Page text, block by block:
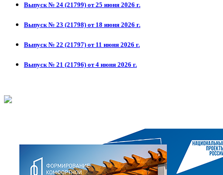
Выпуск № 24 (21799) от 25 июня 2026 г.
Выпуск № 23 (21798) от 18 июня 2026 г.
Выпуск № 22 (21797) от 11 июня 2026 г.
Выпуск № 21 (21796) от 4 июня 2026 г.